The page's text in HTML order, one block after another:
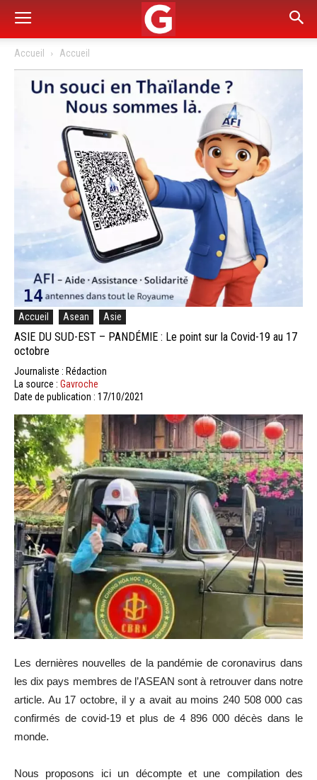
Accueil Accueil
Accueil Asean Asie
ASIE DU SUD-EST – PANDÉMIE : Le point sur la Covid-19 au 17
octobre
Journaliste : Rédaction
La source : Gavroche
Date de publication : 17/10/2021
Les dernières nouvelles de la pandémie de coronavirus dans
les dix pays membres de l’ASEAN sont à retrouver dans notre
article. Au 17 octobre, il y a avait au moins 240 508 000 cas
confirmés de covid-19 et plus de 4 896 000 décès dans le
monde.
Nous proposons ici un décompte et une compilation des